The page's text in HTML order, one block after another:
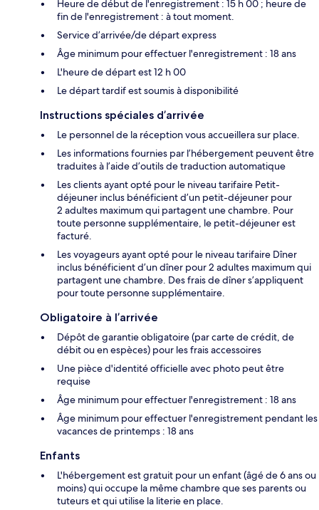
Heure de début de l'enregistrement : 15 h 00 ; heure de
fin de l'enregistrement : à tout moment.
Service d’arrivée/de départ express
Âge minimum pour effectuer l'enregistrement : 18 ans
L'heure de départ est 12 h 00
Le départ tardif est soumis à disponibilité
Instructions spéciales d’arrivée
Le personnel de la réception vous accueillera sur place.
Les informations fournies par l’hébergement peuvent être
traduites à l’aide d’outils de traduction automatique
Les clients ayant opté pour le niveau tarifaire Petit-
déjeuner inclus bénéficient d’un petit-déjeuner pour
2 adultes maximum qui partagent une chambre. Pour
toute personne supplémentaire, le petit-déjeuner est
facturé.
Les voyageurs ayant opté pour le niveau tarifaire Dîner
inclus bénéficient d’un dîner pour 2 adultes maximum qui
partagent une chambre. Des frais de dîner s’appliquent
pour toute personne supplémentaire.
Obligatoire à l’arrivée
Dépôt de garantie obligatoire (par carte de crédit, de
débit ou en espèces) pour les frais accessoires
Une pièce d'identité officielle avec photo peut être
requise
Âge minimum pour effectuer l'enregistrement : 18 ans
Âge minimum pour effectuer l'enregistrement pendant les
vacances de printemps : 18 ans
Enfants
L'hébergement est gratuit pour un enfant (âgé de 6 ans ou
moins) qui occupe la même chambre que ses parents ou
tuteurs et qui utilise la literie en place.